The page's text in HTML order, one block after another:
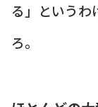
る」というわ
ろ。